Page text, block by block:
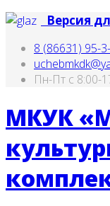
Версия
8 (86631) 95-
Пн-Пт с 8:00-
МКУК